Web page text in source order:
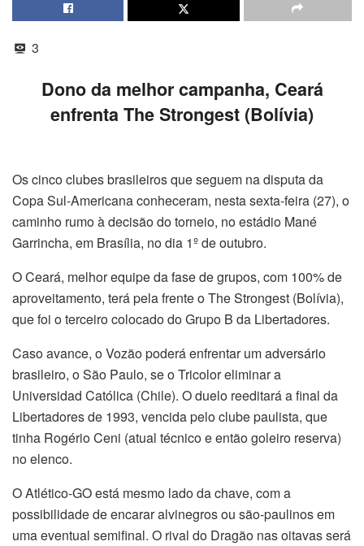
3
Dono da melhor campanha, Ceará
enfrenta The Strongest (Bolívia)
Os cinco clubes brasileiros que seguem na disputa da
Copa Sul-Americana conheceram, nesta sexta-feira (27), o
caminho rumo à decisão do torneio, no estádio Mané
Garrincha, em Brasília, no dia 1º de outubro.
O Ceará, melhor equipe da fase de grupos, com 100% de
aproveitamento, terá pela frente o The Strongest (Bolívia),
que foi o terceiro colocado do Grupo B da Libertadores.
Caso avance, o Vozão poderá enfrentar um adversário
brasileiro, o São Paulo, se o Tricolor eliminar a
Universidad Católica (Chile). O duelo reeditará a final da
Libertadores de 1993, vencida pelo clube paulista, que
tinha Rogério Ceni (atual técnico e então goleiro reserva)
no elenco.
O Atlético-GO está mesmo lado da chave, com a
possibilidade de encarar alvinegros ou são-paulinos em
uma eventual semifinal. O rival do Dragão nas oitavas será